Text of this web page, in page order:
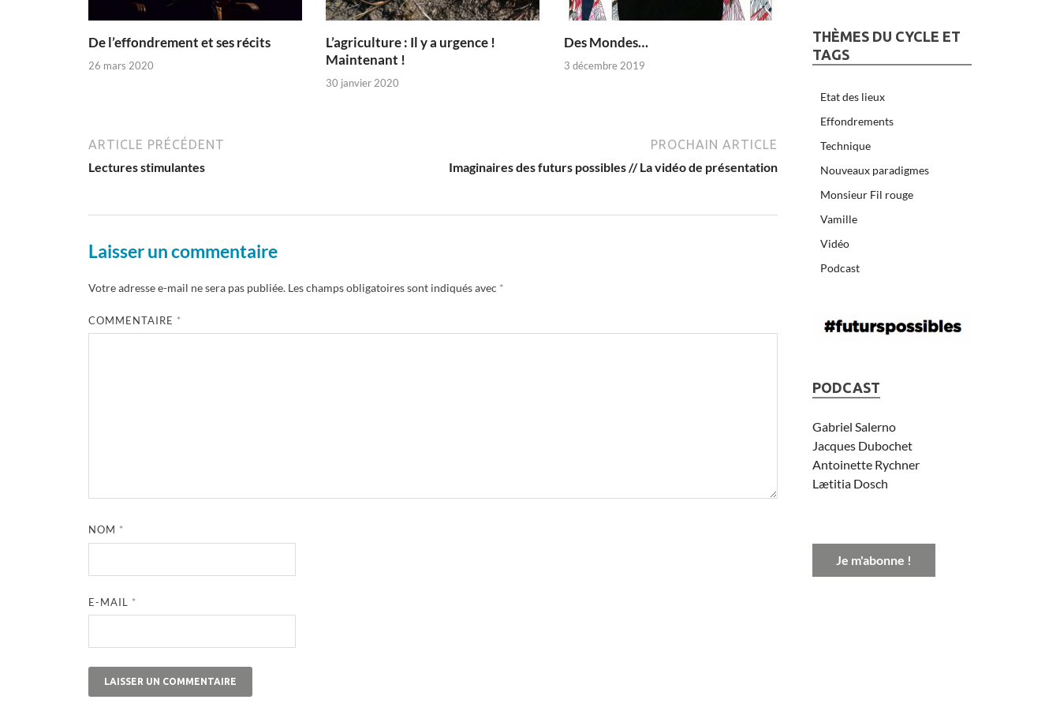
De l’effondrement et ses récits
26 mars 2020
L’agriculture : Il y a urgence !
Maintenant !
30 janvier 2020
Des Mondes…
3 décembre 2019
ARTICLE PRÉCÉDENT
Lectures stimulantes
PROCHAIN ARTICLE
Imaginaires des futurs possibles // La vidéo de présentation
Laisser un commentaire
Votre adresse e-mail ne sera pas publiée. Les champs obligatoires sont indiqués avec *
COMMENTAIRE *
NOM *
E-MAIL *
THÈMES DU CYCLE ET
TAGS
Etat des lieux
Effondrements
Technique
Nouveaux paradigmes
Monsieur Fil rouge
Vamille
Vidéo
Podcast
PODCAST
Gabriel Salerno
Jacques Dubochet
Antoinette Rychner
Lætitia Dosch
Je m'abonne !